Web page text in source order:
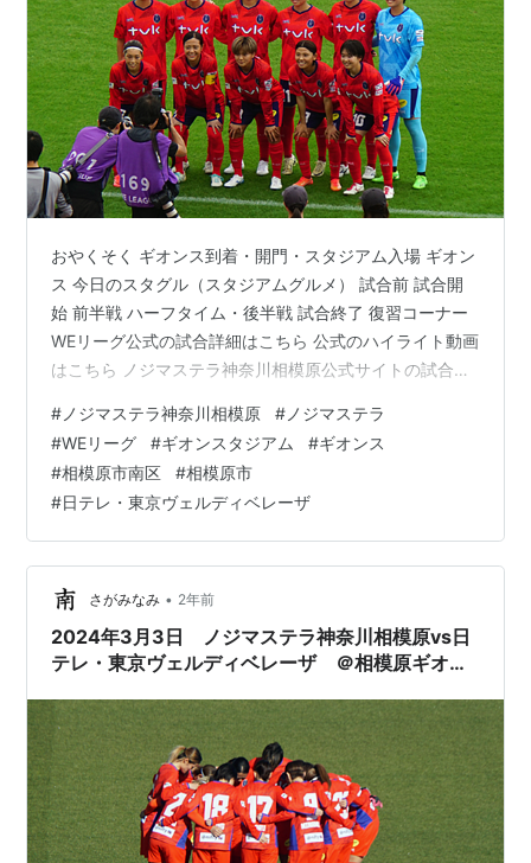
おやくそく ギオンス到着・開門・スタジアム入場 ギオン
ス 今日のスタグル（スタジアムグルメ） 試合前 試合開
始 前半戦 ハーフタイム・後半戦 試合終了 復習コーナー
WEリーグ公式の試合詳細はこちら 公式のハイライト動画
はこちら ノジマステラ神奈川相模原公式サイトの試合結
く ギオンス到着・開門・スタジアム入場 今日は！つい
に！ステラの試合が！雨じゃない！！ そして、これだけ
何度も来ていてもちょっとレアに見える、風ベタ凪のギ
オンスです。 晴れてれば南風だし、雨降るときは北風だ
し、それもそこそこ強いのがデフォですからね。 ステラ
の試合で影が出る…
# ノジマステラ神奈川相模原 # ノジマステラ
#WEリーグ #ギオンスタジアム #ギオンス
#相模原市南区 #相模原市
#日テレ・東京ヴェルディベレーザ
さがみなみ • 2年前
2024年3月3日 ノジマステラ神奈川相模原vs日
テレ・東京ヴェルディベレーザ ＠相模原ギオン